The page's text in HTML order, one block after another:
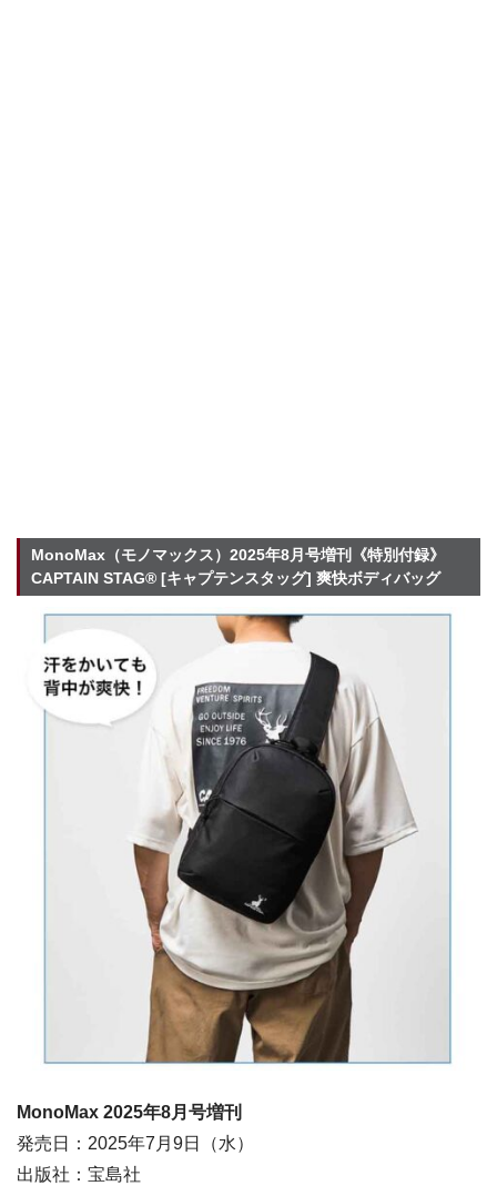
MonoMax（モノマックス）2025年8月号増刊《特別付録》
CAPTAIN STAG® [キャプテンスタッグ] 爽快ボディバッグ
MonoMax 2025年8月 号増刊
発売日：2025年7月9日（水）
出版社：宝島社